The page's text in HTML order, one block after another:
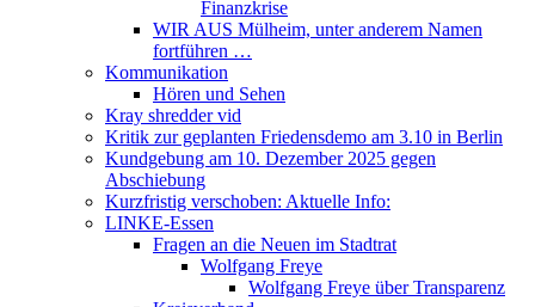
Finanzkrise
WIR AUS Mülheim, unter anderem Namen
fortführen …
Kommunikation
Hören und Sehen
Kray shredder vid
Kritik zur geplanten Friedensdemo am 3.10 in Berlin
Kundgebung am 10. Dezember 2025 gegen
Abschiebung
Kurzfristig verschoben: Aktuelle Info:
LINKE-Essen
Fragen an die Neuen im Stadtrat
Wolfgang Freye
Wolfgang Freye über Transparenz